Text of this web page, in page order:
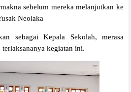
sebelum mereka melanjutkan ke
Neolaka
sebagai Kepala Sekolah, merasa
kegiatan ini.